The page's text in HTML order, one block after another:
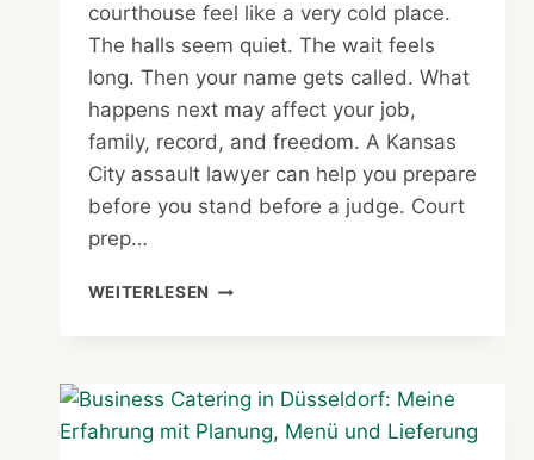
courthouse feel like a very cold place.
The halls seem quiet. The wait feels
long. Then your name gets called. What
happens next may affect your job,
family, record, and freedom. A Kansas
City assault lawyer can help you prepare
before you stand before a judge. Court
prep…
WEITERLESEN KANSAS
PREPARING
FOR
CRIMINAL